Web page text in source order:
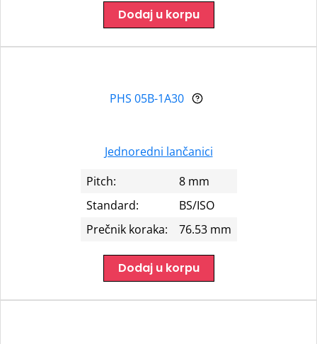
Dodaj u korpu
PHS 05B-1A30
Jednoredni lančanici
Pitch:
8 mm
Standard:
BS/ISO
Prečnik koraka:
76.53 mm
Dodaj u korpu